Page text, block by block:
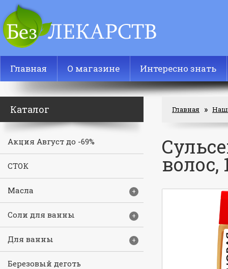
Главная О магазине Интересно знать
Каталог
Акция Август до -69%
СТОК
Масла +
Соли для ванны +
Для ванны +
Березовый деготь
мл
Подробнее
Главная »
волос,